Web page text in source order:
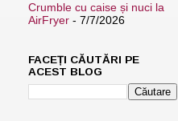
Crumble cu caise și nuci la
AirFryer - 7/7/2026
FACEȚI CĂUTĂRI PE
ACEST BLOG